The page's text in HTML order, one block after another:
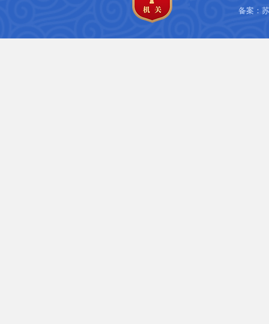
备案：